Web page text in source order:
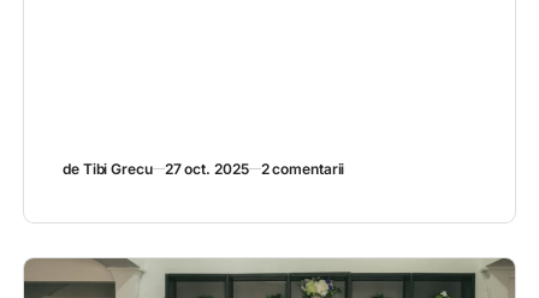
de Tibi Grecu 27 oct. 2025 2 comentarii